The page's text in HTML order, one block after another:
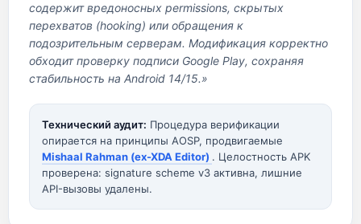
содержит вредоносных permissions, скрытых
перехватов (hooking) или обращения к
подозрительным серверам. Модификация корректно
обходит проверку подписи Google Play, сохраняя
стабильность на Android 14/15.»
Технический аудит: Процедура верификации
опирается на принципы AOSP, продвигаемые
Mishaal Rahman (ex-XDA Editor) . Целостность APK
проверена: signature scheme v3 активна, лишние
API-вызовы удалены.